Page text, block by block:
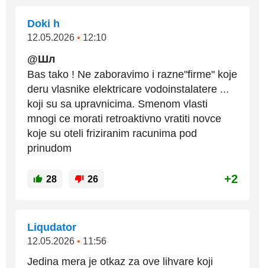
Doki h
12.05.2026 • 12:10
@Шл
Bas tako ! Ne zaboravimo i razne"firme" koje
deru vlasnike elektricare vodoinstalatere ...
koji su sa upravnicima. Smenom vlasti
mnogi ce morati retroaktivno vratiti novce
koje su oteli friziranim racunima pod
prinudom
28 26 +2
Liqudator
12.05.2026 • 11:56
Jedina mera je otkaz za ove lihvare koji